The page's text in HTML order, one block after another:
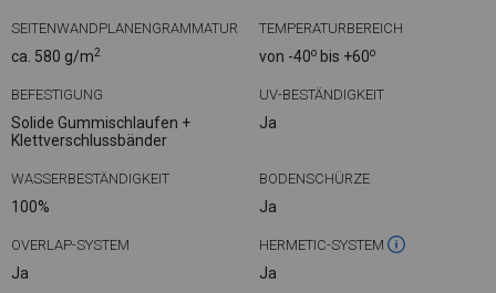
SEITENWANDPLANENGRAMMATUR
ca. 580 g/m2
TEMPERATURBEREICH
von -40o bis +60o
BEFESTIGUNG
Solide Gummischlaufen +
Klettverschlussbänder
UV-BESTÄNDIGKEIT
Ja
WASSERBESTÄNDIGKEIT
100%
BODENSCHÜRZE
Ja
OVERLAP-SYSTEM
Ja
HERMETIC-SYSTEM
Ja